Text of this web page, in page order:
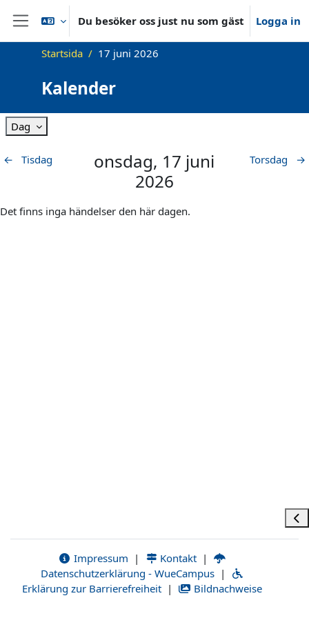
Gå direkt till huvudinnehåll
Sidopanel
Du besöker oss just nu som gäst Logga in
Startsida 17 juni 2026
Kalender
Dag
← Tisdag
onsdag, 17 juni
2026
Torsdag →
Det finns inga händelser den här dagen.
Impressum | Kontakt |
Datenschutzerklärung - WueCampus |
Erklärung zur Barrierefreiheit | Bildnachweise